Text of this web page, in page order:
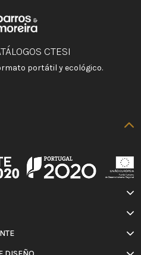
CTESI
portátil y ecológico.